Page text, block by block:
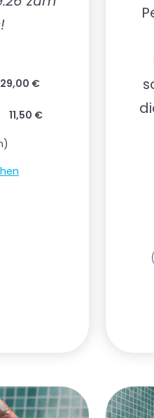
29,00 €
11,50 €